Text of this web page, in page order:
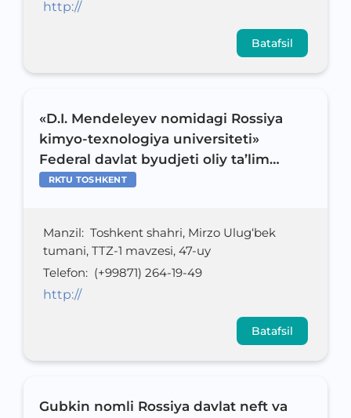
http://
Batafsil
«D.I. Mendeleyev nomidagi Rossiya
kimyo-texnologiya universiteti»
Federal davlat byudjeti oliy ta’lim
muassasasi Toshkent filiali
RKTU TOSHKENT
Manzil: Toshkent shahri, Mirzo Ulug‘bek
tumani, TTZ-1 mavzesi, 47-uy
Telefon: (+99871) 264-19-49
http://
Batafsil
Gubkin nomli Rossiya davlat neft va